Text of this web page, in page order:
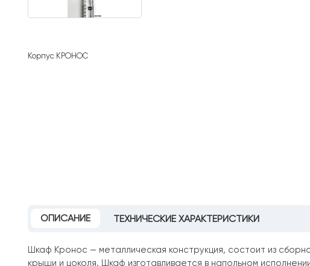
Корпус КРОНОС
ОПИСАНИЕ ТЕХНИЧЕСКИЕ ХАРАКТЕРИСТИКИ
Шкаф Кронос — металлическая конструкция, состоит из
крыши и цоколя. Шкаф изготавливается в напольном